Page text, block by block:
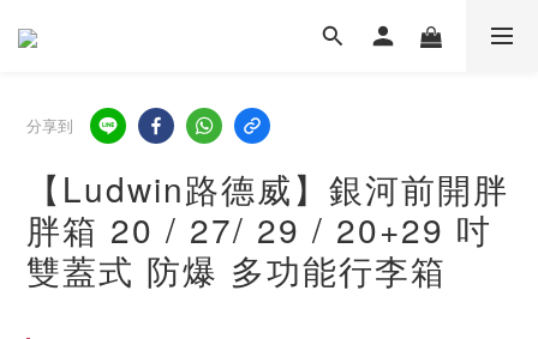
分享到
【Ludwin路德威】銀河前開胖
胖箱 20 / 27/ 29 / 20+29 吋
雙蓋式 防爆 多功能行李箱